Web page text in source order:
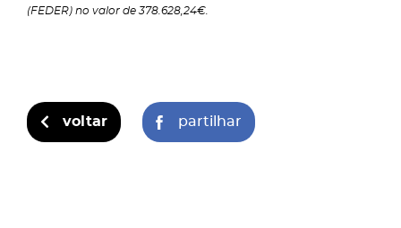
(FEDER) no valor de 378.628,24€.
voltar partilhar